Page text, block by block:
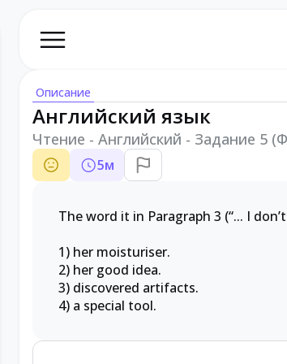
Описание
Английский язык
Чтение - Английский - Задание 5
5м
The word it in Paragraph 3 (“... I
1) her moisturiser.
2) her good idea.
3) discovered artifacts.
4) a special tool.